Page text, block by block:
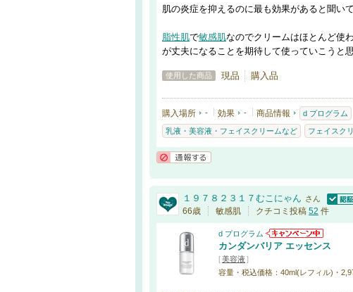
肌の炎症を抑えるのに最も効果があると聞い
脂性肌で敏感肌なのでクリームはほとんど使
が丈夫になることを期待して使っていこうと思
使用した商品 現品 購入品
購入場所 - 効果 - 商品情報 d プログラム
乳液・美容液・フェイスクリームなど フェイスク
１９７８２３１７むこにゃん さん
認証済
66歳 敏感肌 クチコミ投稿 52 件
d プログラム
カンダンバリア エッセンス
[美容液]
容量・税込価格：40ml(レフィル)・